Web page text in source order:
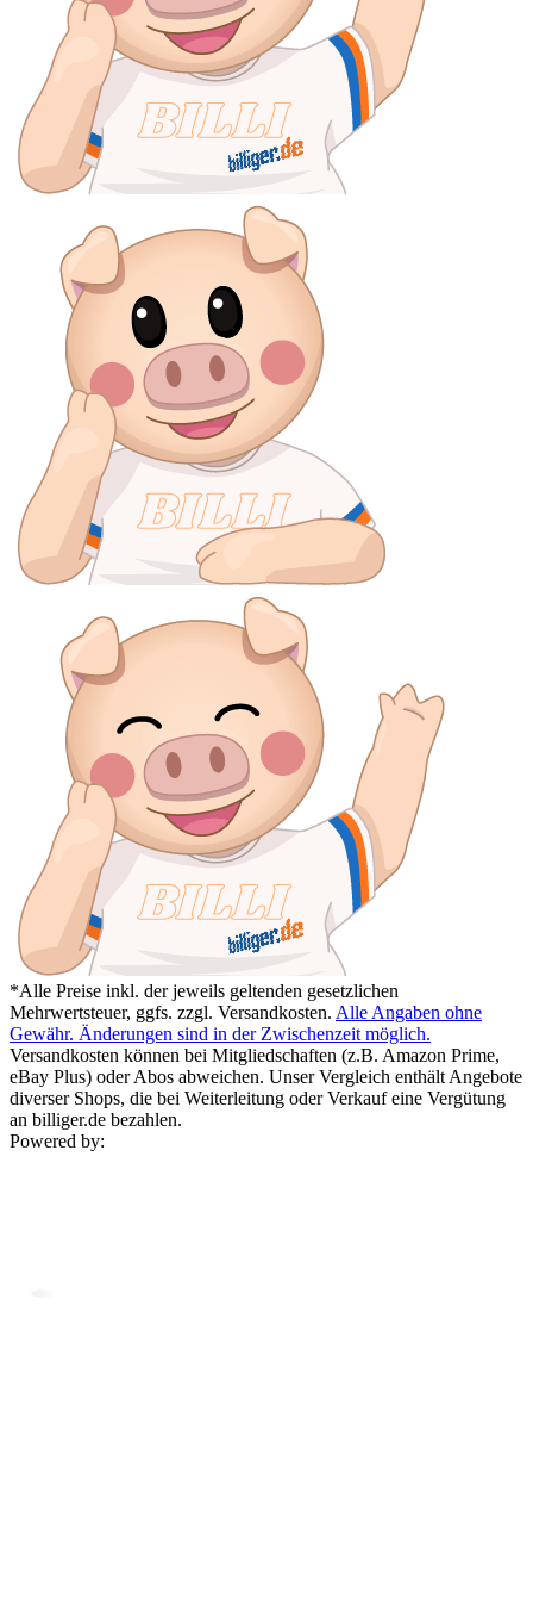
*Alle Preise inkl. der jeweils geltenden gesetzlichen
Mehrwertsteuer, ggfs. zzgl. Versandkosten. Alle Angaben ohne
Gewähr. Änderungen sind in der Zwischenzeit möglich.
Versandkosten können bei Mitgliedschaften (z.B. Amazon Prime,
eBay Plus) oder Abos abweichen. Unser Vergleich enthält Angebote
diverser Shops, die bei Weiterleitung oder Verkauf eine Vergütung
an billiger.de bezahlen.
Powered by: